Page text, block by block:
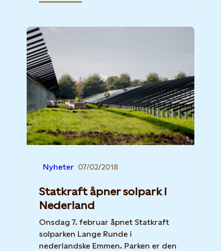
Nyheter 07/02/2018
Statkraft åpner solpark i
Nederland
Onsdag 7. februar åpnet Statkraft
solparken Lange Runde i
nederlandske Emmen. Parken er den